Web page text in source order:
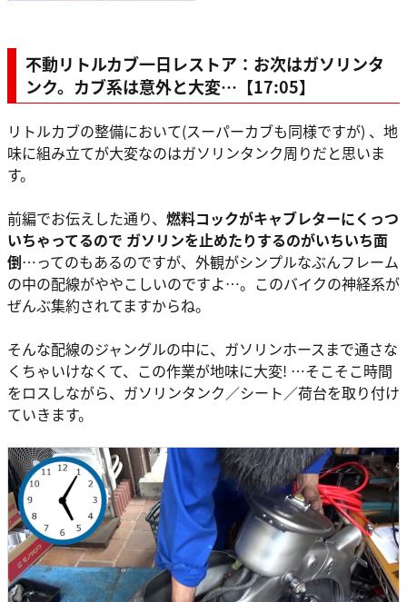
不動リトルカブ一日レストア：お次はガソリンタ
ンク。カブ系は意外と大変…【17:05】
リトルカブの整備において(スーパーカブも同様ですが) 、地
味に組み立てが大変なのはガソリンタンク周りだと思いま
す。
前編でお伝えした通り、 燃料コックがキャブレターにくっつ
いちゃってるので ガソリンを止めたりするのがいちいち面
倒…ってのもあるのですが、外観がシンプルなぶんフレーム
の中の配線がややこしいのですよ…。このバイクの神経系が
ぜんぶ集約されてますからね。
そんな配線のジャングルの中に、ガソリンホースまで通さな
くちゃいけなくて、この作業が地味に大変! …そこそこ時間
をロスしながら、ガソリンタンク／シート／荷台を取り付け
ていきます。